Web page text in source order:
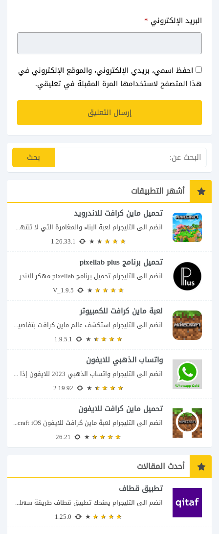
البريد الإلكتروني *
احفظ اسمي، بريدي الإلكتروني، والموقع الإلكتروني في
هذا المتصفح لاستخدامها المرة المقبلة في تعليقي.
أشهر التطبيقات
تحميل ماين كرافت للاندرويد
انضم الى التليجرام لعبة البناء والمغامرة التي لا تنتهي Minecraft إذا كنت تبحث عن...
تحميل برنامج pixellab plus
انضم الى التليجرام تحميل برنامج pixellab مهكر للاندرويد يعتبر تطبيق بيكسلاب من اشهر تطبيقات...
لعبة ماين كرافت للكمبيوتر
انضم الى التليجرام استكشف عالم ماين كرافت بتفاصيل مذهلة 🌟 هل أنت مستعد لمغامرة...
واتساب الذهبي للايفون
انضم الى التليجرام واتساب الذهبي 2023 للايفون إذا كنت تبحث عن واتساب الذهبي للايفون...
تحميل ماين كرافت للايفون
انضم الى التليجرام لعبة ماين كرافت للايفون Minecraft iOS تُعد لعبة Minecraft واحدة من...
أحدث المقالات
تطبيق قطاف
انضم الى التليجرام يمنحك تطبيق قطاف طريقة سهلة لمتابعة نقاط المكافآت والاستفادة منها في...